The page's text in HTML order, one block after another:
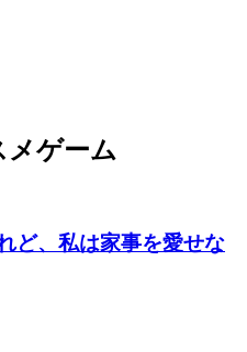
メゲーム
ど、私は家事を愛せな